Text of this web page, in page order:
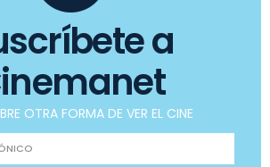
a
OTRA FORMA DE VER EL CINE